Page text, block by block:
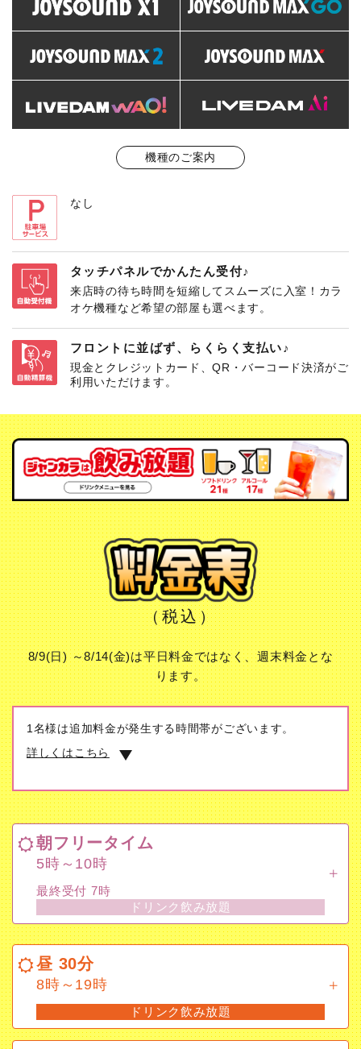
機種のご案内
なし
タッチパネルでかんたん受付♪
来店時の待ち時間を短縮してスムーズに入室！カラ
オケ機種など希望の部屋も選べます。
フロントに並ばず、らくらく支払い♪
現金とクレジットカード、QR・バーコード決済がご
利用いただけます。
（税込）
8/9(日) ～8/14(金)は平日料金ではなく、週末料金とな
ります。
1名様は追加料金が発生する時間帯がございます。
詳しくはこちら
朝フリータイム
最終受付 7時
昼 30分
8時～19時
昼フリータイム
10時～19時
朝フリータイム
5時～10時
最終受付 7時
ドリンク飲み放題
昼 30分
8時～19時
ドリンク飲み放題